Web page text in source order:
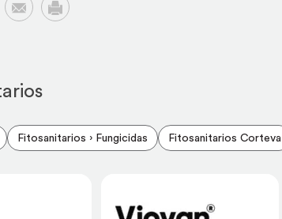
en Facebook
en Twitter
Compartir por email
Imprimir
Fitosanitarios › Fungicidas Fitosanitarios Corteva